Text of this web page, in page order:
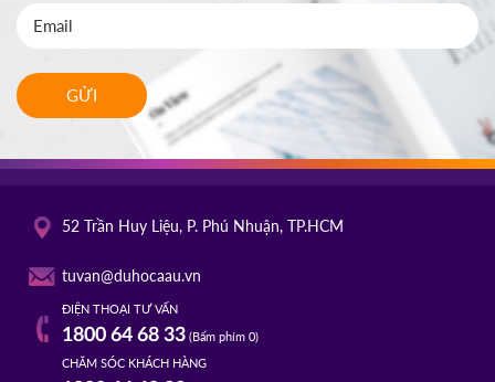
GỬI
52 Trần Huy Liệu, P. Phú Nhuận, TP.HCM
tuvan@duhocaau.vn
ĐIỆN THOẠI TƯ VẤN
1800 64 68 33(Bấm phím 0)
CHĂM SÓC KHÁCH HÀNG